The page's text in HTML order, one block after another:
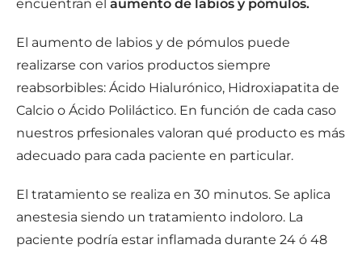
encuentran el aumento de labios y pómulos.
El aumento de labios y de pómulos puede
realizarse con varios productos siempre
reabsorbibles: Ácido Hialurónico, Hidroxiapatita de
Calcio o Ácido Poliláctico. En función de cada caso
nuestros prfesionales valoran qué producto es más
adecuado para cada paciente en particular.
El tratamiento se realiza en 30 minutos. Se aplica
anestesia siendo un tratamiento indoloro. La
paciente podría estar inflamada durante 24 ó 48